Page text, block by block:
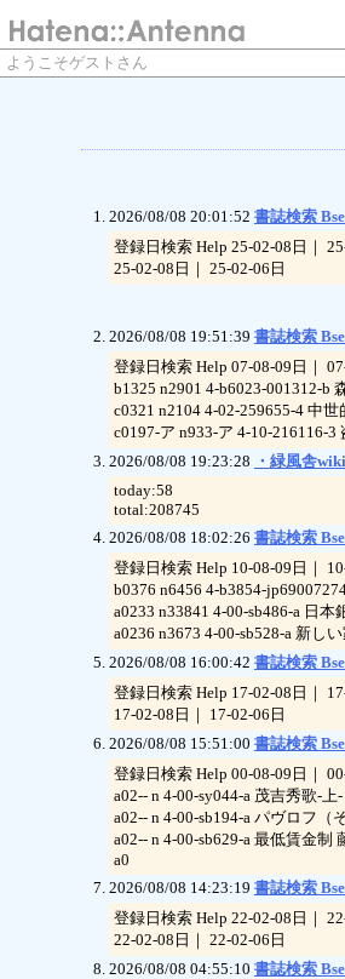
ようこそゲストさん
2026/08/08 20:01:52 書誌検索
登録日検索 Help 25-02-08日｜
25-02-08日｜ 25-02-06日
2026/08/08 19:51:39 書誌検索
登録日検索 Help 07-08-09日｜
b1325 n2901 4-b6023-001312-b
c0321 n2104 4-02-259655-4 中
c0197-ア n933-ア 4-10-216116-3
2026/08/08 19:23:28 ・緑風舎
today:58
total:208745
2026/08/08 18:02:26 書誌検索
登録日検索 Help 10-08-09日｜
b0376 n6456 4-b3854-
a0233 n33841 4-00-sb486-a 日
a0236 n3673 4-00-sb528-a 新し
2026/08/08 16:00:42 書誌検索
登録日検索 Help 17-02-08日｜
17-02-08日｜ 17-02-06日
2026/08/08 15:51:00 書誌検索
登録日検索 Help 00-08-09日｜
a02-- n 4-00-sy044-a 茂吉秀歌-
a02-- n 4-00-sb194-a パヴロフ
a02-- n 4-00-sb629-a 最低賃金
a0
2026/08/08 14:23:19 書誌検索
登録日検索 Help 22-02-08日｜
22-02-08日｜ 22-02-06日
2026/08/08 04:55:10 書誌検索